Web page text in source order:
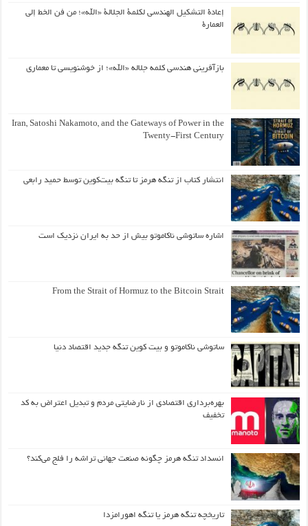
إعادة التشكيل الهندسي لكلمة الجلالة «الله»؛ من فن الخط إلى
العمارة
بازآفرینی هندسی کلمه جلاله «الله»؛ از خوشنویسی تا معماری
Iran, Satoshi Nakamoto, and the Gateways of Power in the
Twenty-First Century
انتشار کتاب از تنگه هرمز تا تنگه بیت‌کوین توسط حمید رابعی
اشاره ساتوشی ناکاموتو بیش از حد به ایران نزدیک است
From the Strait of Hormuz to the Bitcoin Strait
ساتوشی ناکاموتو و بیت کوین تنگه جدید اقتصاد دنیا
بهره‌برداری اقتصادی از نارضایتی مردم و تبدیل اعتراض به کد
تخفیف
انسداد تنگه هرمز چگونه صنعت جهانی تراشه را فلج می‌کند؟
تاریخچه تنگه هرمز یا تنگه اهورامزدا